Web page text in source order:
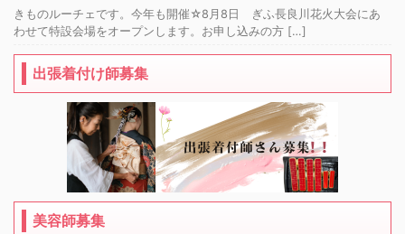
きものルーチェです。今年も開催☆8月8日 ぎふ長良川花火大会にあ
わせて特設会場をオープンします。お申し込みの方 […]
出張着付け師募集
美容師募集